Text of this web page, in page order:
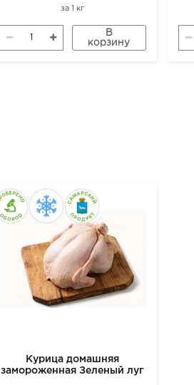
за1 кг
В
корзину
Курица домашняя
замороженная Зеленый луг